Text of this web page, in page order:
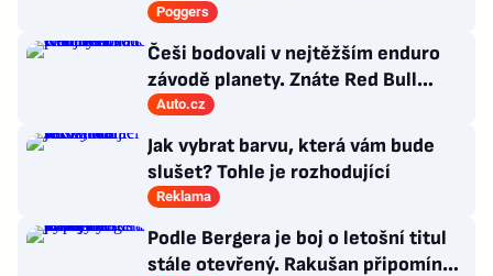
nových produktů
Poggers
Češi bodovali v nejtěžším enduro
závodě planety. Znáte Red Bull
Romaniacs?
Auto.cz
Jak vybrat barvu, která vám bude
slušet? Tohle je rozhodující
Reklama
Podle Bergera je boj o letošní titul
stále otevřený. Rakušan připomíná